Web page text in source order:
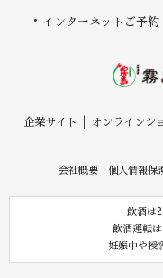
インターネットご予約
企業サイト オンラインシ
会社概要 個人情報保
飲酒は
飲酒運転
妊娠中や授